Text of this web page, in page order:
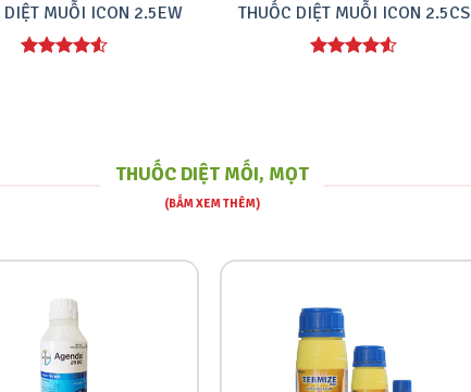
DIỆT MUỖI ICON 2.5EW THUỐC DIỆT MUỖI ICON 2.5CS
THUỐC DIỆT MỐI, MỌT
(BẤM XEM THÊM)